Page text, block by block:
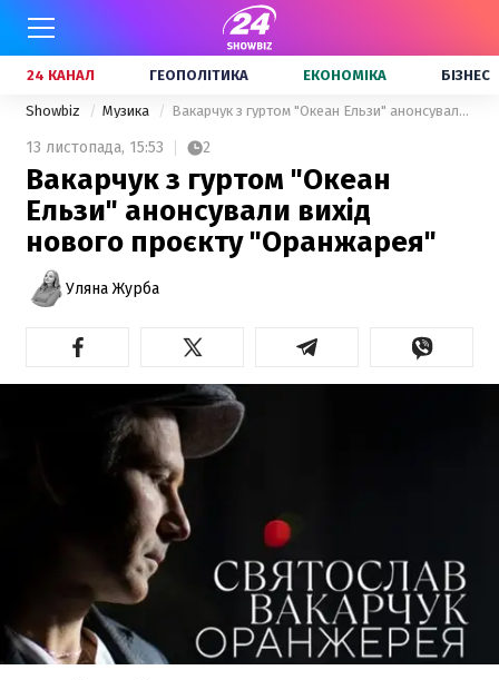
24 КАНАЛ ГЕОПОЛІТИКА ЕКОНОМІКА БІЗНЕС
Showbiz Музика Вакарчук з гуртом "Океан Ельзи" анонсували вихід нового проєкту "Оранжарея"
13 листопада, 15:53 2
Вакарчук з гуртом "Океан
Ельзи" анонсували вихід
нового проєкту "Оранжарея"
Уляна Журба